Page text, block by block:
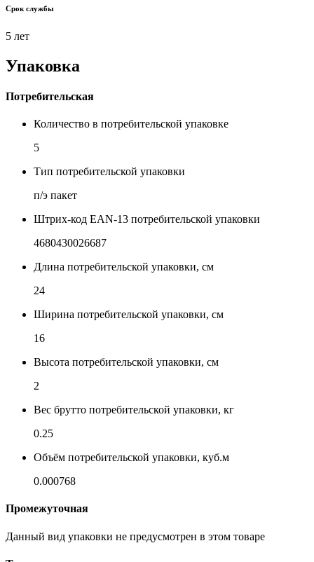
Срок службы
5 лет
Упаковка
Потребительская
Количество в потребительской упаковке
5
Тип потребительской упаковки
п/э пакет
Штрих-код EAN-13 потребительской упаковки
4680430026687
Длина потребительской упаковки, см
24
Ширина потребительской упаковки, см
16
Высота потребительской упаковки, см
2
Вес брутто потребительской упаковки, кг
0.25
Объём потребительской упаковки, куб.м
0.000768
Промежуточная
Данный вид упаковки не предусмотрен в этом товаре